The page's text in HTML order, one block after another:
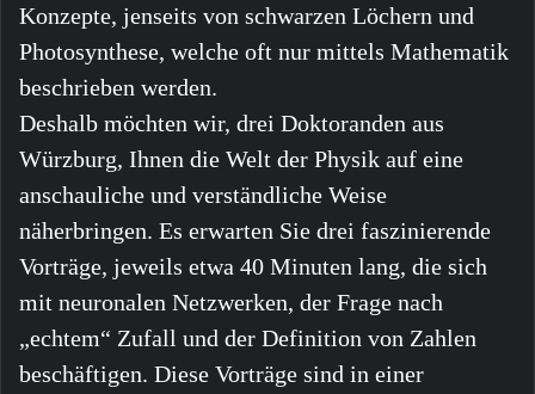
Konzepte, jenseits von schwarzen Löchern und
Photosynthese, welche oft nur mittels Mathematik
beschrieben werden.
Deshalb möchten wir, drei Doktoranden aus
Würzburg, Ihnen die Welt der Physik auf eine
anschauliche und verständliche Weise
näherbringen. Es erwarten Sie drei faszinierende
Vorträge, jeweils etwa 40 Minuten lang, die sich
mit neuronalen Netzwerken, der Frage nach
„echtem“ Zufall und der Definition von Zahlen
beschäftigen. Diese Vorträge sind in einer